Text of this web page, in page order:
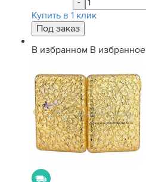
-
Купить в 1 клик
В избранном В избранное